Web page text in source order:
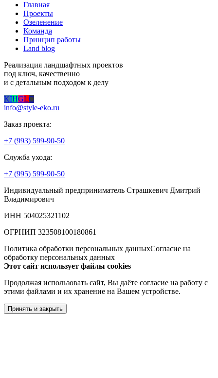
Главная
Проекты
Озеленение
Команда
Принцип работы
Land blog
Реализация ландшафтных проектов
под ключ, качественно
и с детальным подходом к делу
KIHGLC
info@style-eko.ru
Заказ проекта:
+7 (993) 599-90-50
Служба ухода:
+7 (995) 599-90-50
Индивидуальный предприниматель Страшкевич Дмитрий
Владимирович
ИНН 504025321102
ОГРНИП 323508100180861
Политика обработки персональных данныхСогласие на
обработку персональных данных
Этот сайт использует файлы cookies
Продолжая использовать сайт, Вы даёте согласие на работу с
этими файлами и их хранение на Вашем устройстве.
Принять и закрыть